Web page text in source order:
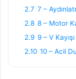
2.7 7 –
2.8 8 – Motor
2.9 9 – V
2.10 10 – Acil